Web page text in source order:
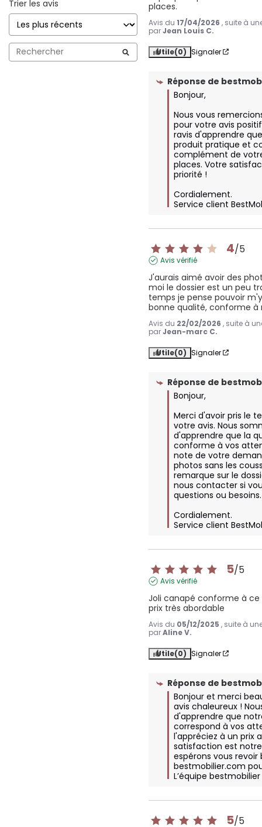
Trier les avis
places.
Avis du17/04/2026 , suite à
parJean Louis C.
Utile(0) Signaler
Réponse de
Bonjour,
Nous vous
pour votre avis
ravis d'apprendre
produit pratique et
complément de
places. Votre
priorité !
Cordialement.
Service client
4/5
Avis vérifié
J'aurais aimé avoir des
moi le dossier est un peu
temps je pense pouvoir
bonne qualité, conforme
Avis du 22/02/2026 , suite à
parJean-marc C.
Utile(0) Signaler
Réponse de
Bonjour,
Merci d'avoir pris le
votre avis. Nous
d'apprendre que la
conforme à vos
note de votre
photos sans les
remarque sur le
nous contacter si
questions ou
Cordialement.
Service client
5/5
Avis vérifié
Joli canapé conforme à ce
prix très abordable
Avis du 05/12/2025 , suite à
parAline V.
Utile(0) Signaler
Réponse de
Bonjour et merci
avis chaleureux !
d'apprendre que
correspond à vos
l'appréciez à un prix
satisfaction est
espérons vous
bestmobilier.com
L’équipe bestmobilier
5/5